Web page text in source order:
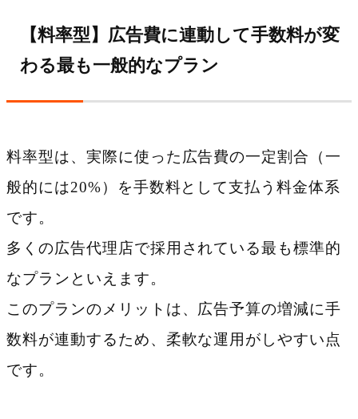
【料率型】広告費に連動して手数料が変
わる最も一般的なプラン
料率型は、実際に使った広告費の一定割合（一
般的には20%）を手数料として支払う料金体系
です。
多くの広告代理店で採用されている最も標準的
なプランといえます。
このプランのメリットは、広告予算の増減に手
数料が連動するため、柔軟な運用がしやすい点
です。